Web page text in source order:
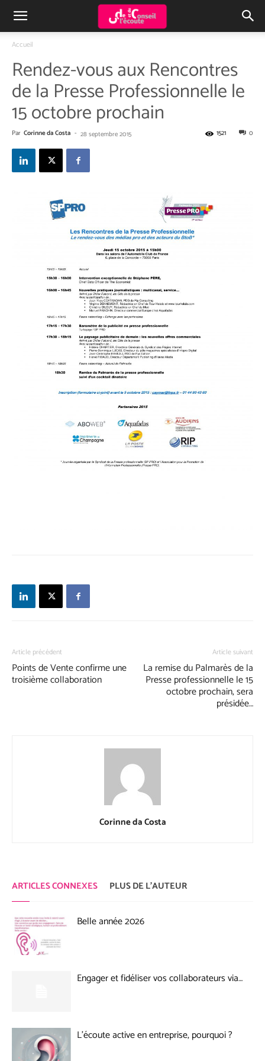
Accueil
Rendez-vous aux Rencontres
de la Presse Professionnelle le
15 octobre prochain
Par Corinne da Costa - 28 septembre 2015 0
1521
Article précédent
Points de Vente confirme une
troisième collaboration
Article suivant
La remise du Palmarès de la
Presse professionnelle le 15
octobre prochain, sera
présidée…
Corinne da Costa
ARTICLES CONNEXES PLUS DE L'AUTEUR
Belle année 2026
Engager et fidéliser vos collaborateurs via…
L’écoute active en entreprise, pourquoi ?